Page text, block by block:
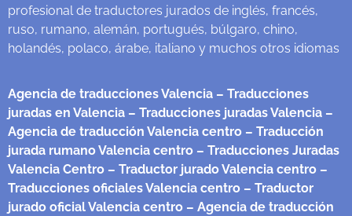
profesional de traductores jurados de inglés, francés,
ruso, rumano, alemán, portugués, búlgaro, chino,
holandés, polaco, árabe, italiano y muchos otros idiomas
Agencia de traducciones Valencia – Traducciones
juradas en Valencia – Traducciones juradas Valencia –
Agencia de traducción Valencia centro – Traducción
jurada rumano Valencia centro – Traducciones Juradas
Valencia Centro – Traductor jurado Valencia centro –
Traducciones oficiales Valencia centro – Traductor
jurado oficial Valencia centro – Agencia de traducción